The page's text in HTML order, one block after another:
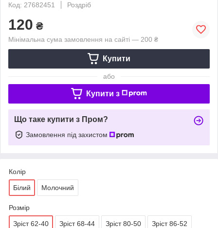
Код: 27682451
Роздріб
120 ₴
Мінімальна сума замовлення на сайті — 200 ₴
Купити
або
Купити з
Що таке купити з Пром?
Замовлення під захистом
Колір
Білий Молочний
Розмір
Зріст 62-40 Зріст 68-44 Зріст 80-50 Зріст 86-52